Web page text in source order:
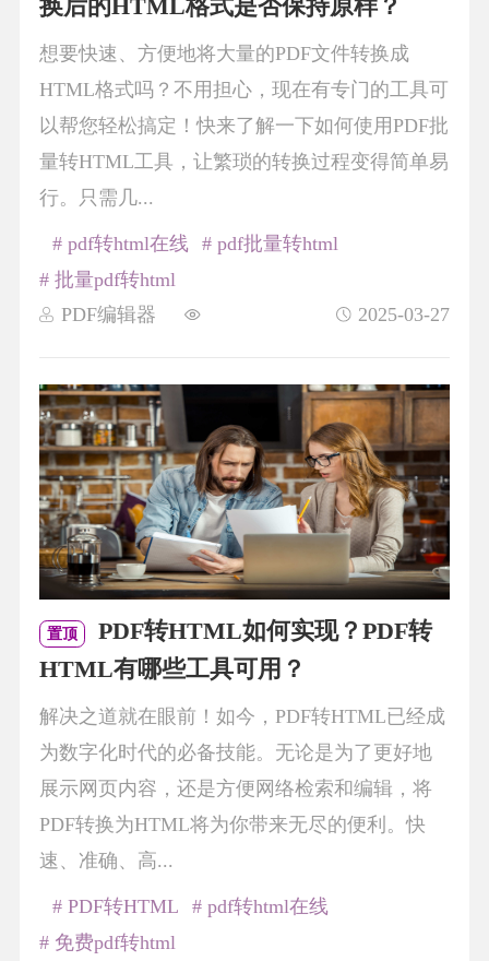
换后的HTML格式是否保持原样？
想要快速、方便地将大量的PDF文件转换成
HTML格式吗？不用担心，现在有专门的工具可
以帮您轻松搞定！快来了解一下如何使用PDF批
量转HTML工具，让繁琐的转换过程变得简单易
行。只需几...
PDF编辑器 2025-03-27
# pdf转html在线
# pdf批量转html
# 批量pdf转html
置顶
PDF转HTML如何实现？PDF转
HTML有哪些工具可用？
解决之道就在眼前！如今，PDF转HTML已经成
为数字化时代的必备技能。无论是为了更好地
展示网页内容，还是方便网络检索和编辑，将
PDF转换为HTML将为你带来无尽的便利。快
速、准确、高...
# PDF转HTML
# pdf转html在线
# 免费pdf转html